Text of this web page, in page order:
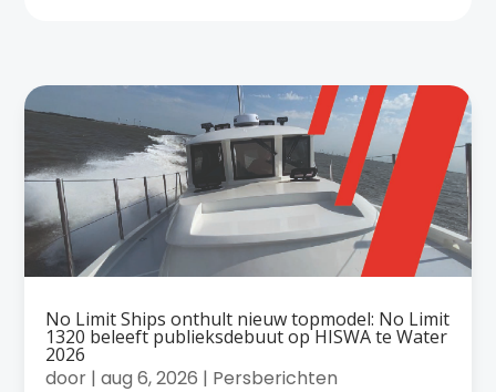
No Limit Ships onthult nieuw topmodel: No Limit
1320 beleeft publieksdebuut op HISWA te Water
2026
door |aug 6, 2026 | Persberichten